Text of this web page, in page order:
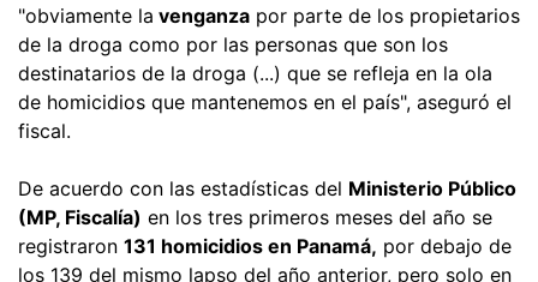
"obviamente la venganza por parte de los propietarios
de la droga como por las personas que son los
destinatarios de la droga (...) que se refleja en la ola
de homicidios que mantenemos en el país", aseguró el
fiscal.
De acuerdo con las estadísticas del Ministerio Público
(MP, Fiscalía) en los tres primeros meses del año se
registraron 131 homicidios en Panamá, por debajo de
los 139 del mismo lapso del año anterior, pero solo en